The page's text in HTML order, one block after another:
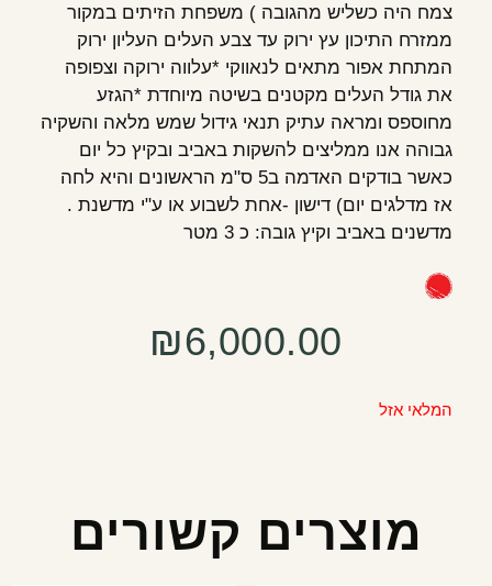
צמח היה כשליש מהגובה ) משפחת הזיתים במקור
ממזרח התיכון עץ ירוק עד צבע העלים העליון ירוק
המתחת אפור מתאים לנאווקי *עלווה ירוקה וצפופה
את גודל העלים מקטנים בשיטה מיוחדת *הגזע
מחוספס ומראה עתיק תנאי גידול שמש מלאה והשקיה
גבוהה אנו ממליצים להשקות באביב ובקיץ כל יום
כאשר בודקים האדמה ב5 ס"מ הראשונים והיא לחה
אז מדלגים יום) דישון -אחת לשבוע או ע"י מדשנת .
מדשנים באביב וקיץ גובה: כ 3 מטר
₪6,000.00
המלאי אזל
מוצרים קשורים